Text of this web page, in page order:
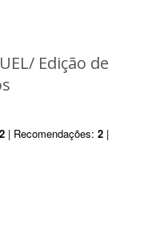
Edição de
2 | Recomendações: 2 |